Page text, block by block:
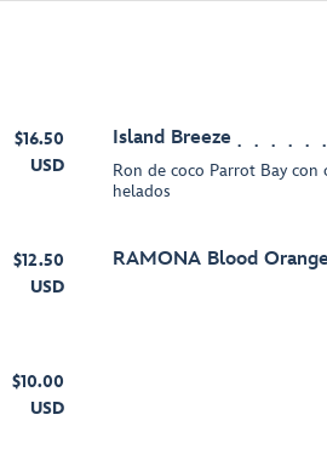
$16.50
USD
Island Breeze
Ron de coco Parrot Bay con
helados
$12.50
USD
RAMONA Blood
$10.00
USD